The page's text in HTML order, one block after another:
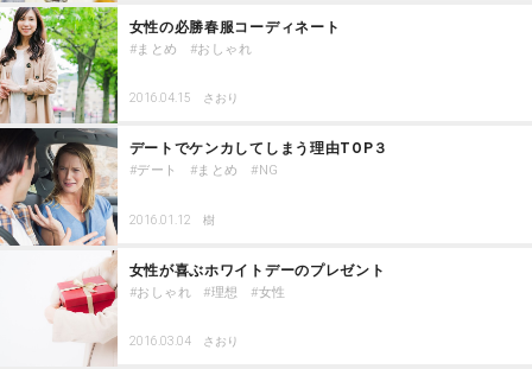
女性の必勝春服コーディネート
まとめ おしゃれ
2016.04.15 さおり
デートでケンカしてしまう理由TOP３
デート まとめ NG
2016.01.12 樹
女性が喜ぶホワイトデーのプレゼント
おしゃれ 理想 女性
2016.03.04 さおり